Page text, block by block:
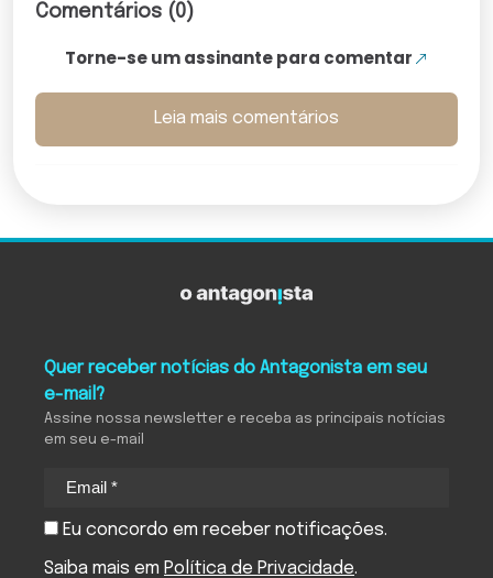
Comentários (0)
Torne-se um assinante para comentar
Leia mais comentários
Quer receber notícias do Antagonista em seu
e-mail?
Assine nossa newsletter e receba as principais notícias
em seu e-mail
Eu concordo em receber notificações.
Saiba mais em Política de Privacidade.